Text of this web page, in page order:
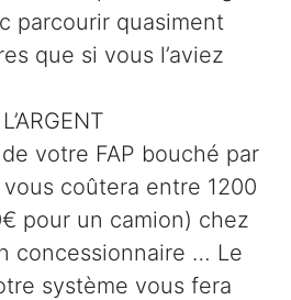
parcourir quasiment
que si vous l’aviez
votre FAP bouché par
coûtera entre 1200
pour un camion) chez
concessionnaire … Le
système vous fera